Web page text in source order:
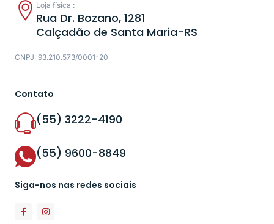
Loja física :
Rua Dr. Bozano, 1281
Calçadão de Santa Maria-RS
CNPJ: 93.210.573/0001-20
Contato
(55) 3222-4190
(55) 9600-8849
Siga-nos nas redes sociais